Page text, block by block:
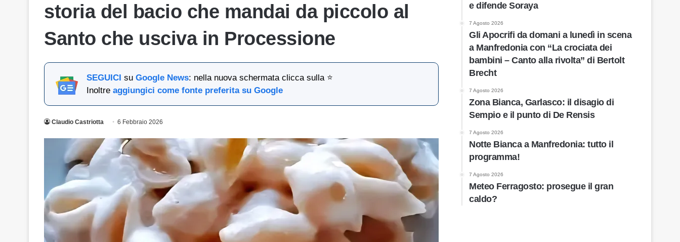
storia del bacio che mandai da piccolo al
Santo che usciva in Processione
SEGUICI su Google News: nella nuova schermata clicca sulla ⭐
Inoltre aggiungici come fonte preferita su Google
Claudio Castriotta 6 Febbraio 2026
e difende Soraya
7 Agosto 2026
Gli Apocrifi da domani a lunedì in scena
a Manfredonia con “La crociata dei
bambini – Canto alla rivolta” di Bertolt
Brecht
7 Agosto 2026
Zona Bianca, Garlasco: il disagio di
Sempio e il punto di De Rensis
7 Agosto 2026
Notte Bianca a Manfredonia: tutto il
programma!
7 Agosto 2026
Meteo Ferragosto: prosegue il gran
caldo?